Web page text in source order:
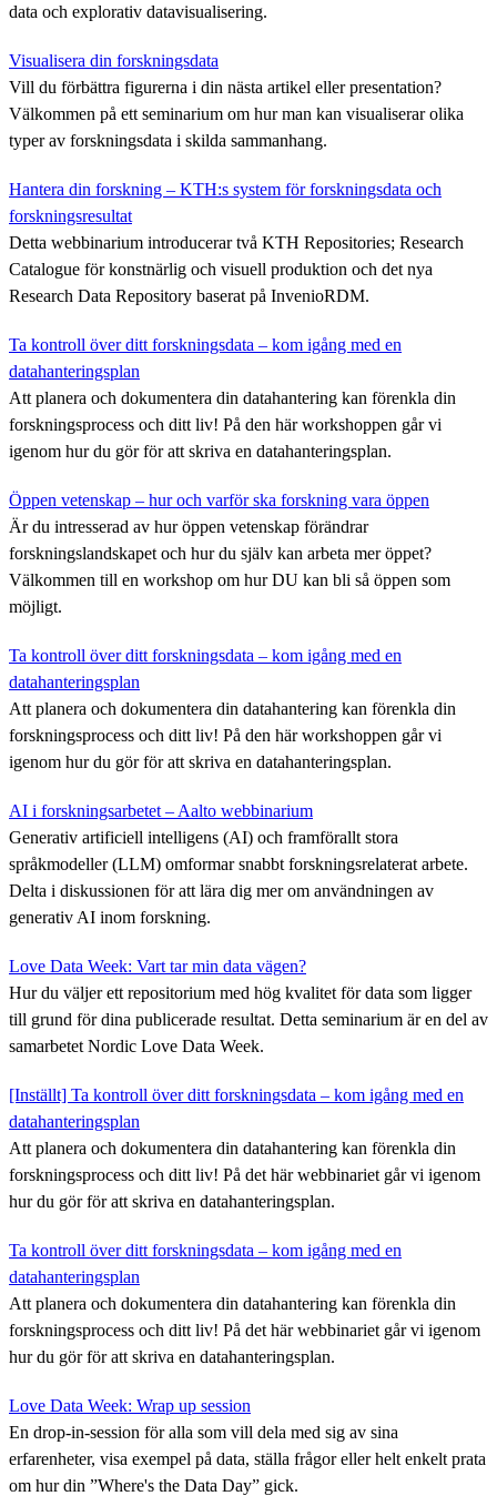
data och explorativ datavisualisering.
Visualisera din forskningsdata
Vill du förbättra figurerna i din nästa artikel eller presentation?
Välkommen på ett seminarium om hur man kan visualiserar olika
typer av forskningsdata i skilda sammanhang.
Hantera din forskning – KTH:s system för forskningsdata och
forskningsresultat
Detta webbinarium introducerar två KTH Repositories; Research
Catalogue för konstnärlig och visuell produktion och det nya
Research Data Repository baserat på InvenioRDM.
Ta kontroll över ditt forskningsdata – kom igång med en
datahanteringsplan
Att planera och dokumentera din datahantering kan förenkla din
forskningsprocess och ditt liv! På den här workshoppen går vi
igenom hur du gör för att skriva en datahanteringsplan.
Öppen vetenskap – hur och varför ska forskning vara öppen
Är du intresserad av hur öppen vetenskap förändrar
forskningslandskapet och hur du själv kan arbeta mer öppet?
Välkommen till en workshop om hur DU kan bli så öppen som
möjligt.
Ta kontroll över ditt forskningsdata – kom igång med en
datahanteringsplan
Att planera och dokumentera din datahantering kan förenkla din
forskningsprocess och ditt liv! På den här workshoppen går vi
igenom hur du gör för att skriva en datahanteringsplan.
AI i forskningsarbetet – Aalto webbinarium
Generativ artificiell intelligens (AI) och framförallt stora
språkmodeller (LLM) omformar snabbt forskningsrelaterat arbete.
Delta i diskussionen för att lära dig mer om användningen av
generativ AI inom forskning.
Love Data Week: Vart tar min data vägen?
Hur du väljer ett repositorium med hög kvalitet för data som ligger
till grund för dina publicerade resultat. Detta seminarium är en del av
samarbetet Nordic Love Data Week.
[Inställt] Ta kontroll över ditt forskningsdata – kom igång med en
datahanteringsplan
Att planera och dokumentera din datahantering kan förenkla din
forskningsprocess och ditt liv! På det här webbinariet går vi igenom
hur du gör för att skriva en datahanteringsplan.
Ta kontroll över ditt forskningsdata – kom igång med en
datahanteringsplan
Att planera och dokumentera din datahantering kan förenkla din
forskningsprocess och ditt liv! På det här webbinariet går vi igenom
hur du gör för att skriva en datahanteringsplan.
Love Data Week: Wrap up session
En drop-in-session för alla som vill dela med sig av sina
erfarenheter, visa exempel på data, ställa frågor eller helt enkelt prata
om hur din ”Where's the Data Day” gick.